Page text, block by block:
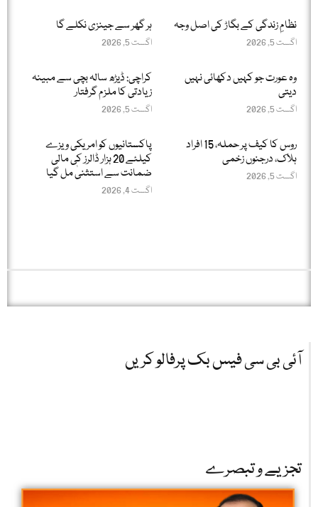
نظامِ زندگی کے بگاڑ کی اصل وجہ
اگست 5, 2026
ہر گھر سے جینزی نکلے گا
اگست 5, 2026
وہ عورت جو کہیں دکھائی نہیں
دیتی
اگست 5, 2026
کراچی: ڈیڑھ سالہ بچی سے مبینہ
زیادتی کا ملزم گرفتار
اگست 5, 2026
روس کا کیف پر حملہ، 15 افراد
ہلاک، درجنوں زخمی
اگست 5, 2026
پاکستانیوں کو امریکی ویزے
کیلئے 20 ہزار ڈالرز کی مالی
ضمانت سے استثنیٰ مل گیا
اگست 4, 2026
آئی بی سی فیس بک پرفالو کریں
تجزیے و تبصرے